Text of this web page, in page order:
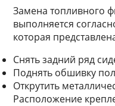
Замена топливного
выполняется
которая
Снять задний ряд
Поднять обшивку
Открутить
Расположение